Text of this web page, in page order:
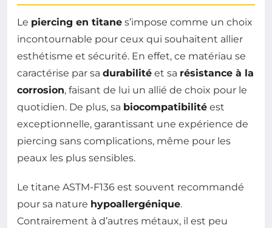
Le piercing en titane s’impose comme un choix
incontournable pour ceux qui souhaitent allier
esthétisme et sécurité. En effet, ce matériau se
caractérise par sa durabilité et sa résistance à la
corrosion, faisant de lui un allié de choix pour le
quotidien. De plus, sa biocompatibilité est
exceptionnelle, garantissant une expérience de
piercing sans complications, même pour les
peaux les plus sensibles.
Le titane ASTM-F136 est souvent recommandé
pour sa nature hypoallergénique.
Contrairement à d’autres métaux, il est peu